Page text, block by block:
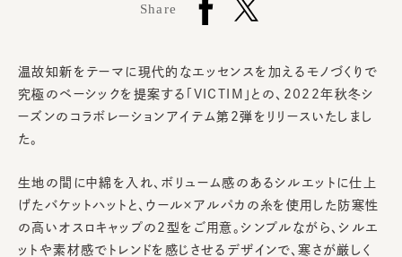
Share
温故知新をテーマに現代的なエッセンスを加えるモノづくりで
究極のベーシックを提案する「VICTIM」との、2022年秋冬シ
ーズンのコラボレーションアイテム第2弾をリリースいたしまし
た。
生地の間に中綿を入れ、ボリューム感のあるシルエットに仕上
げたバケットハットと、ウール×アルパカの糸を使用した防寒性
の高いオスロキャップの2型をご用意。シンプルながら、シルエ
ットや素材感でトレンドを感じさせるデザインで、寒さが厳しく